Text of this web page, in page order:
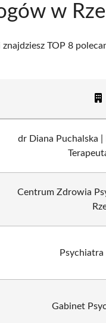
w
TOP 8
dr Diana Puchalska |
Centrum Zdrowia
Gabinet